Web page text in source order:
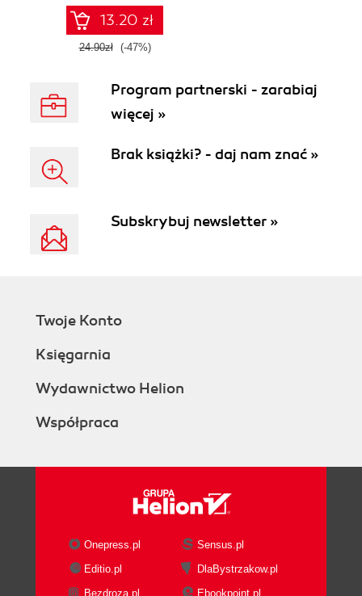
13.20 zł
24.90zł (-47%)
Program partnerski - zarabiaj
więcej »
Brak książki? - daj nam znać »
Subskrybuj newsletter »
Twoje Konto
Księgarnia
Wydawnictwo Helion
Współpraca
Onepress.pl
Sensus.pl
Editio.pl
DlaBystrzakow.pl
Bezdroza.pl
Ebookpoint.pl